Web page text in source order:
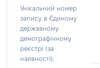
Унікальний номер
запису в Єдиному
державному
демографічному
реєстрі (за
наявності):